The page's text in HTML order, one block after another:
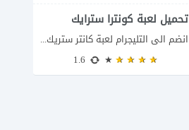
تحميل لعبة كونترا سترايك
انضم الى التليجرام لعبة كانتر ستريك مجانا 2026 عند البحث عن تحميل Counter-Strike للكمبيوتر...